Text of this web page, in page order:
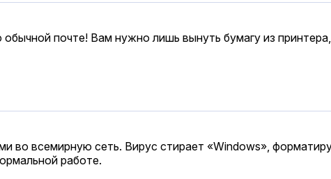
почте! Вам нужно лишь вынуть бумагу из принтера,
во всемирную сеть. Вирус стирает «Windоws»,
работе.